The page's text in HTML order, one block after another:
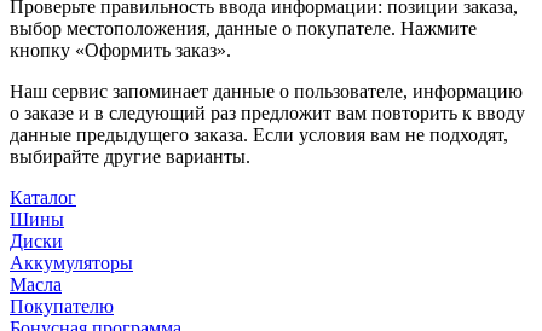
Проверьте правильность ввода информации: позиции заказа,
выбор местоположения, данные о покупателе. Нажмите
кнопку «Оформить заказ».
Наш сервис запоминает данные о пользователе, информацию
о заказе и в следующий раз предложит вам повторить к вводу
данные предыдущего заказа. Если условия вам не подходят,
выбирайте другие варианты.
Каталог
Шины
Диски
Аккумуляторы
Масла
Покупателю